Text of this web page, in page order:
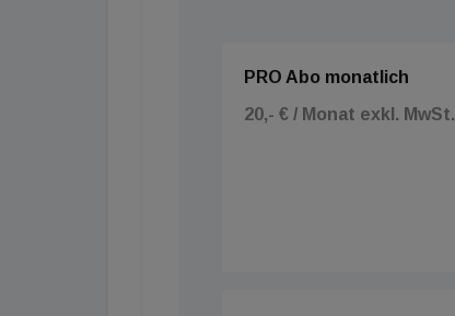
PRO Abo monatlich
20,- € / Monat exkl. MwSt.